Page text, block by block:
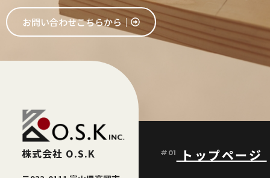
お問い合わせこちらから│
株式会社 O.S.K #01 トップページ